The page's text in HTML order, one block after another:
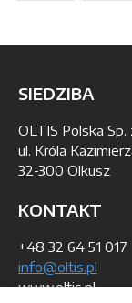
SIEDZIBA
OLTIS Polska Sp.
ul. Króla
32-300 Olkusz
KONTAKT
+48 32 64 51 017
info@oltis.pl
www.oltis.pl